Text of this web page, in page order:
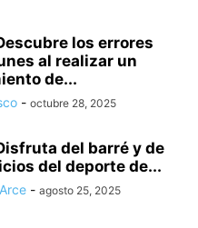
los errores
al realizar un
de...
- octubre 28, 2025
del barré y de
del deporte de...
- agosto 25, 2025